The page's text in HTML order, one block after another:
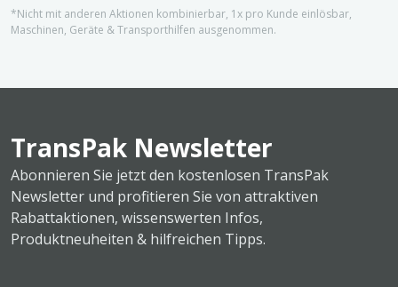
*Nicht mit anderen Aktionen kombinierbar, 1x pro Kunde einlösbar,
Maschinen, Geräte & Transporthilfen ausgenommen.
TransPak Newsletter
Abonnieren Sie jetzt den kostenlosen TransPak
Newsletter und profitieren Sie von attraktiven
Rabattaktionen, wissenswerten Infos,
Produktneuheiten & hilfreichen Tipps.